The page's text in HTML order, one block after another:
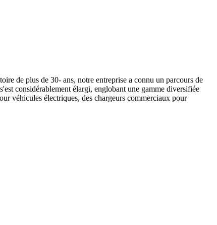
de plus de 30- ans, notre entreprise a connu un parcours de
considérablement élargi, englobant une gamme diversifiée
véhicules électriques, des chargeurs commerciaux pour